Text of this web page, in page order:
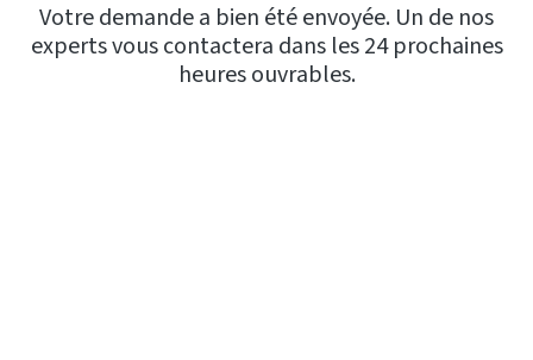
Votre demande a bien été envoyée. Un de nos
experts vous contactera dans les 24 prochaines
heures ouvrables.